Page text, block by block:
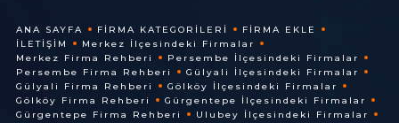
ANA SAYFA FIRMA KATEGORILERI
FIRMA EKLE
İLETIŞIM
Merkez İlçesindeki Firmalar
Merkez Firma Rehberi
Persembe İlçesindeki Firmalar
Persembe Firma Rehberi
Gülyali İlçesindeki Firmalar
Gülyali Firma Rehberi
Gölköy İlçesindeki Firmalar
Gölköy Firma Rehberi
Gürgentepe İlçesindeki Firmalar
Gürgentepe Firma Rehberi
Ulubey İlçesindeki Firmalar